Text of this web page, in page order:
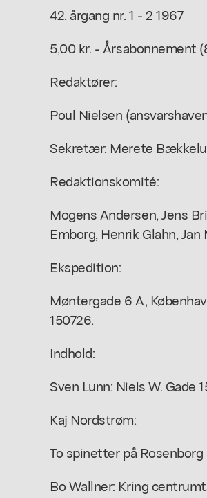
42. årgang nr. 1 - 2 1967
5,00 kr. - Årsabonnement
Redaktører:
Poul Nielsen
Sekretær: Merete
Redaktionskomité:
Mogens Andersen, Jens
Emborg, Henrik Glahn,
Ekspedition:
Møntergade 6 A,
150726.
Indhold:
Sven Lunn: Niels W. Gade
Kaj Nordstrøm:
To spinetter på Rosenborg
Bo Wallner: Kring